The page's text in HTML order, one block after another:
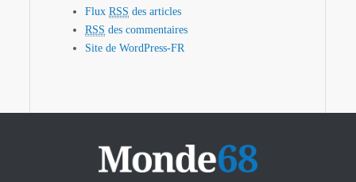
FluxRSS des articles
RSS des commentaires
Site de WordPress-FR